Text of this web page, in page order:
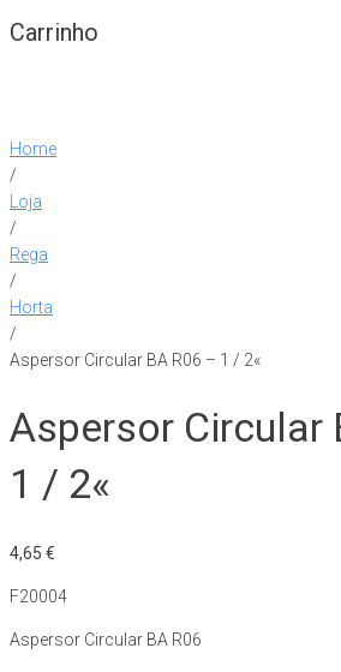
Carrinho
Home
/
Loja
/
Rega
/
Horta
/
Aspersor Circular BA R06 – 1 / 2«
Aspersor Circular
1 / 2«
4,65 €
F20004
Aspersor Circular BA R06